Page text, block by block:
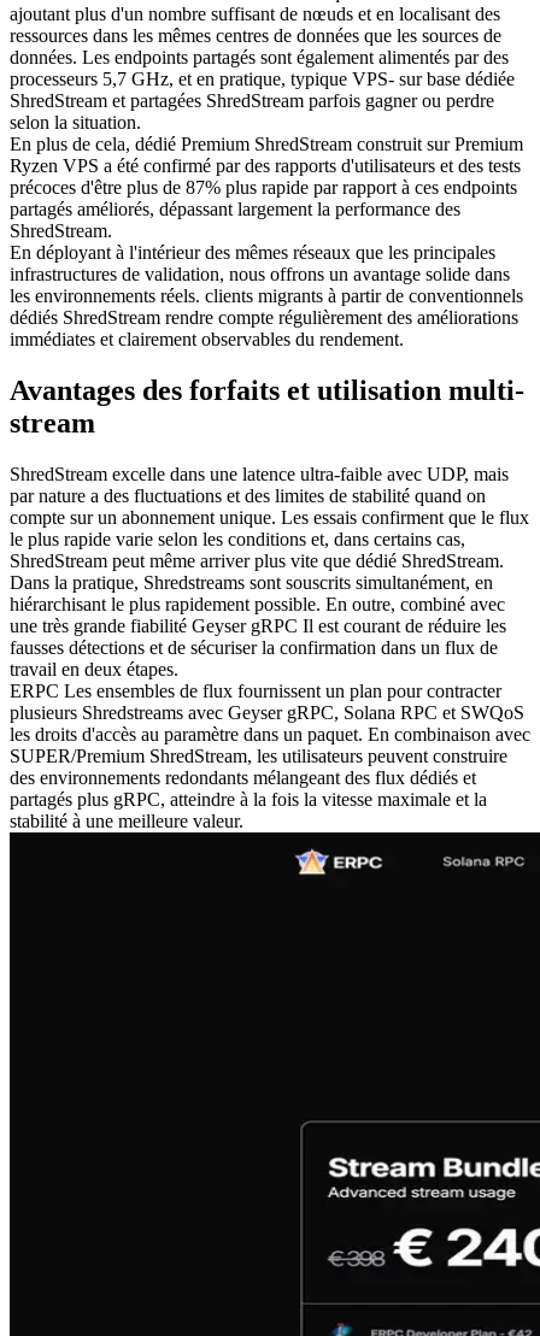
ajoutant plus d'un nombre suffisant de nœuds et en localisant des
ressources dans les mêmes centres de données que les sources de
données. Les endpoints partagés sont également alimentés par des
processeurs 5,7 GHz, et en pratique, typique VPS- sur base dédiée
ShredStream et partagées ShredStream parfois gagner ou perdre
selon la situation.
En plus de cela, dédié Premium ShredStream construit sur Premium
Ryzen VPS a été confirmé par des rapports d'utilisateurs et des tests
précoces d'être plus de 87% plus rapide par rapport à ces endpoints
partagés améliorés, dépassant largement la performance des
ShredStream.
En déployant à l'intérieur des mêmes réseaux que les principales
infrastructures de validation, nous offrons un avantage solide dans
les environnements réels. clients migrants à partir de conventionnels
dédiés ShredStream rendre compte régulièrement des améliorations
immédiates et clairement observables du rendement.
Avantages des forfaits et utilisation multi-
stream
ShredStream excelle dans une latence ultra-faible avec UDP, mais
par nature a des fluctuations et des limites de stabilité quand on
compte sur un abonnement unique. Les essais confirment que le flux
le plus rapide varie selon les conditions et, dans certains cas,
ShredStream peut même arriver plus vite que dédié ShredStream.
Dans la pratique, Shredstreams sont souscrits simultanément, en
hiérarchisant le plus rapidement possible. En outre, combiné avec
une très grande fiabilité Geyser gRPC Il est courant de réduire les
fausses détections et de sécuriser la confirmation dans un flux de
travail en deux étapes.
ERPC Les ensembles de flux fournissent un plan pour contracter
plusieurs Shredstreams avec Geyser gRPC, Solana RPC et SWQoS
les droits d'accès au paramètre dans un paquet. En combinaison avec
SUPER/Premium ShredStream, les utilisateurs peuvent construire
des environnements redondants mélangeant des flux dédiés et
partagés plus gRPC, atteindre à la fois la vitesse maximale et la
stabilité à une meilleure valeur.